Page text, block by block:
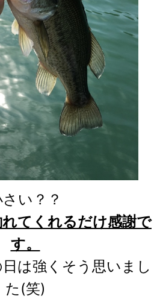
い？？
てくれるだけ感謝で
す。
は強くそう思いまし
た(笑)